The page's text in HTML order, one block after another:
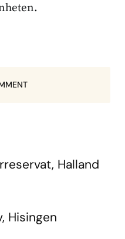
Halland
Hisingen